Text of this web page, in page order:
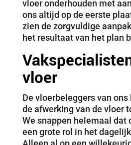
vloer onderhouden met
ons altijd op de eerste
zien de zorgvuldige
het resultaat van het plan
vloer
De vloerbeleggers van
de afwerking van de vloer
We snappen helemaal dat
een grote rol in het